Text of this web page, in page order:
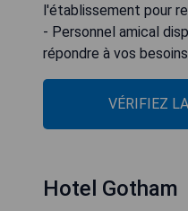
l'établissement pour
- Personnel amical
répondre à vos besoins
VÉRIFIEZ
Hotel Gotham